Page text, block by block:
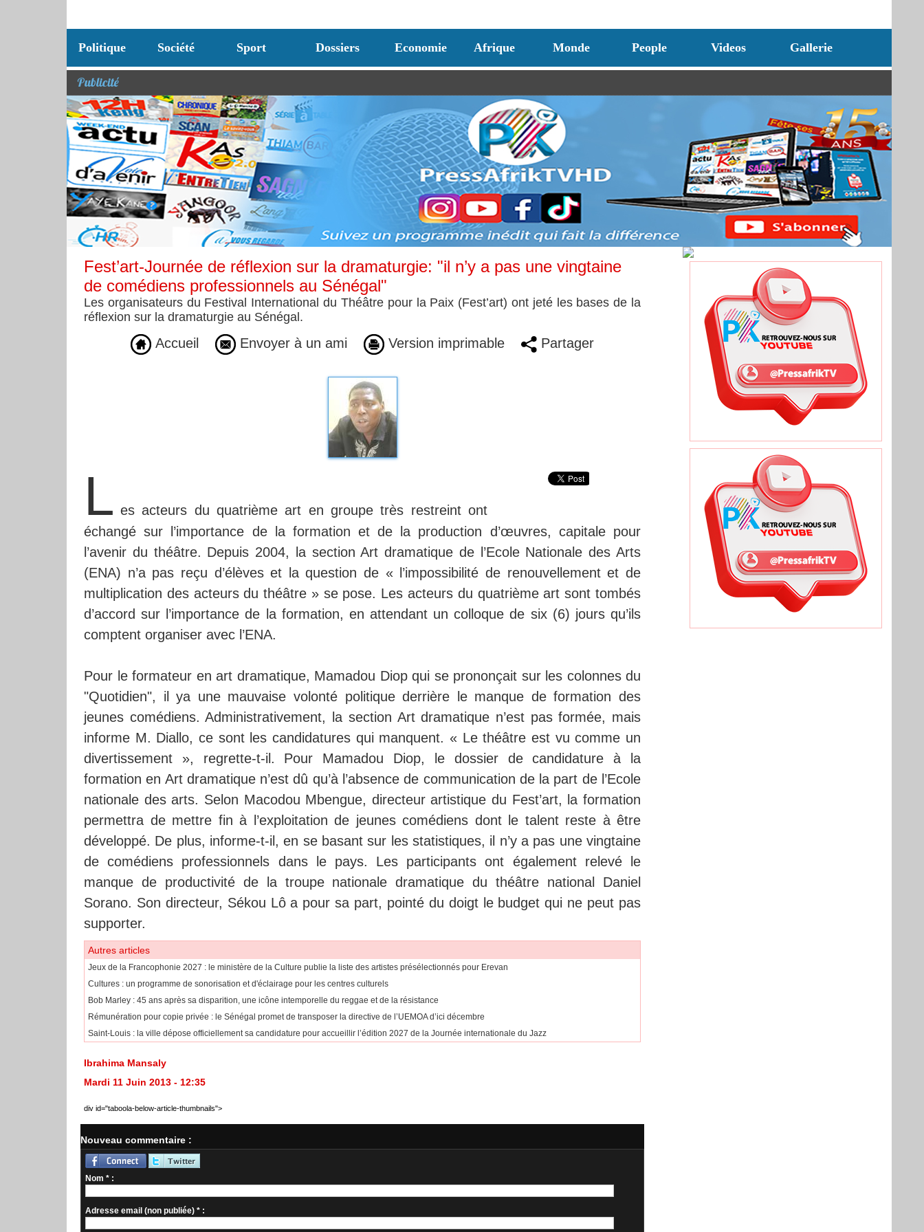
Politique Société Sport Dossiers Economie Afrique Monde People Videos Gallerie
Publicité
Fest’art-Journée de réflexion sur la dramaturgie: "il n’y a pas une vingtaine
de comédiens professionnels au Sénégal"
Les organisateurs du Festival International du Théâtre pour la Paix (Fest’art) ont jeté les bases de la
réflexion sur la dramaturgie au Sénégal.
Accueil Envoyer à un ami Version imprimable Partager
L es acteurs du quatrième art en groupe très restreint ont
échangé sur l’importance de la formation et de la production d’œuvres, capitale pour
l’avenir du théâtre. Depuis 2004, la section Art dramatique de l’Ecole Nationale des Arts
(ENA) n’a pas reçu d’élèves et la question de « l’impossibilité de renouvellement et de
multiplication des acteurs du théâtre » se pose. Les acteurs du quatrième art sont tombés
d’accord sur l’importance de la formation, en attendant un colloque de six (6) jours qu’ils
comptent organiser avec l’ENA.
Pour le formateur en art dramatique, Mamadou Diop qui se prononçait sur les colonnes du
"Quotidien", il ya une mauvaise volonté politique derrière le manque de formation des
jeunes comédiens. Administrativement, la section Art dramatique n’est pas formée, mais
informe M. Diallo, ce sont les candidatures qui manquent. « Le théâtre est vu comme un
divertissement », regrette-t-il. Pour Mamadou Diop, le dossier de candidature à la
formation en Art dramatique n’est dû qu’à l’absence de communication de la part de l’Ecole
nationale des arts. Selon Macodou Mbengue, directeur artistique du Fest’art, la formation
permettra de mettre fin à l’exploitation de jeunes comédiens dont le talent reste à être
développé. De plus, informe-t-il, en se basant sur les statistiques, il n’y a pas une vingtaine
de comédiens professionnels dans le pays. Les participants ont également relevé le
manque de productivité de la troupe nationale dramatique du théâtre national Daniel
Sorano. Son directeur, Sékou Lô a pour sa part, pointé du doigt le budget qui ne peut pas
supporter.
Autres articles
Jeux de la Francophonie 2027 : le ministère de la Culture publie la liste des artistes présélectionnés pour Erevan
Cultures : un programme de sonorisation et d'éclairage pour les centres culturels
Bob Marley : 45 ans après sa disparition, une icône intemporelle du reggae et de la résistance
​Rémunération pour copie privée : le Sénégal promet de transposer la directive de l’UEMOA d’ici décembre
Saint-Louis : la ville dépose officiellement sa candidature pour accueillir l’édition 2027 de la Journée internationale du Jazz
Ibrahima Mansaly
Mardi 11 Juin 2013 - 12:35
div id="taboola-below-article-thumbnails">
Nouveau commentaire :
Nom * :
Adresse email (non publiée) * :